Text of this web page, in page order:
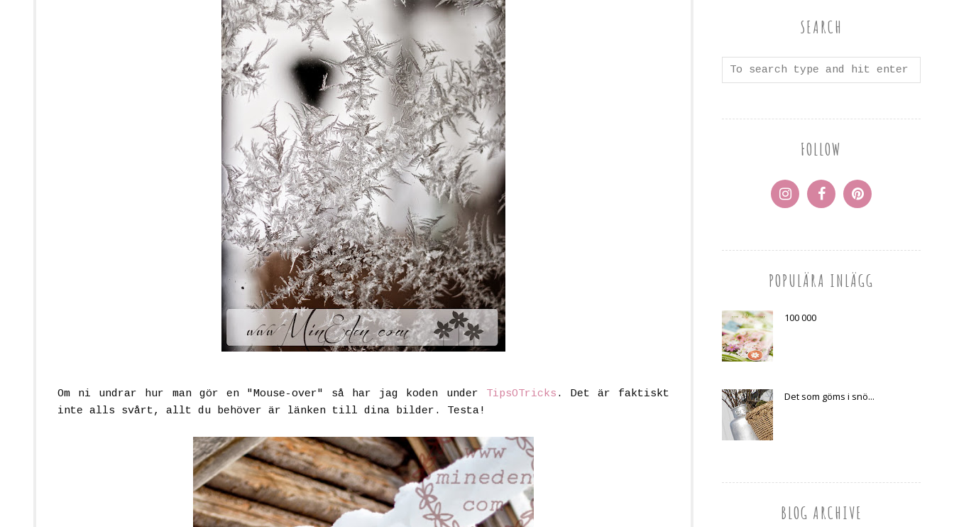
Om ni undrar hur man gör en "Mouse-over" så har jag koden under TipsOTricks . Det är faktiskt
inte alls svårt, allt du behöver är länken till dina bilder. Testa!
SEARCH
FOLLOW
POPULÄRA INLÄGG
100 000
Det som göms i snö...
BLOG ARCHIVE